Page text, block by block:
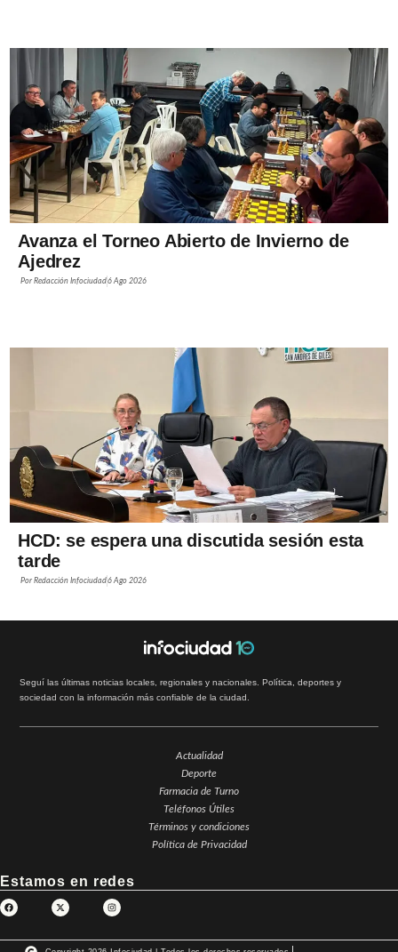
Avanza el Torneo Abierto de Invierno de
Ajedrez
PorRedacción Infociudad6 Ago 2026
HCD: se espera una discutida sesión esta
tarde
PorRedacción Infociudad6 Ago 2026
Seguí las últimas noticias locales, regionales y nacionales. Política, deportes y
sociedad con la información más confiable de la ciudad.
Actualidad
Deporte
Farmacia de Turno
Teléfonos Útiles
Términos y condiciones
Política de Privacidad
Estamos en redes